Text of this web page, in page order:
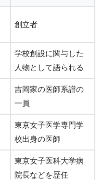
創立者
学校創設に関与した
人物として語られる
吉岡家の医師系譜の
一員
東京女子医学専門学
校出身の医師
東京女子医科大学病
院長などを歴任